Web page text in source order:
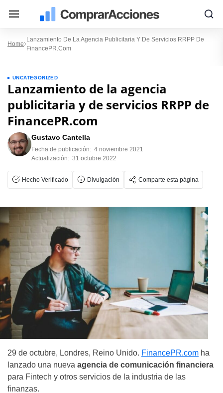
Home
Lanzamiento De La Agencia Publicitaria Y De Servicios RRPP De
FinancePR.com
UNCATEGORIZED
Lanzamiento de la agencia
publicitaria y de servicios RRPP de
FinancePR.com
Gustavo Cantella
Fecha de publicación: 4 noviembre 2021
Actualización: 31 octubre 2022
Hecho Verificado Divulgación Comparte esta página
29 de octubre, Londres, Reino Unido. FinancePR.com ha
lanzado una nueva agencia de comunicación financiera
para Fintech y otros servicios de la industria de las
finanzas.